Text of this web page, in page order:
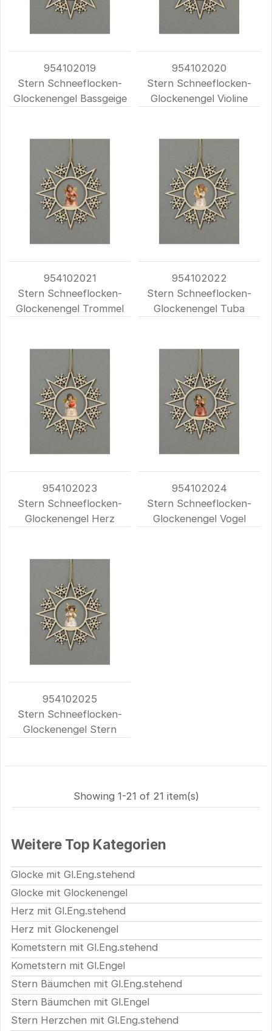
954102019
Stern Schneeflocken-
Glockenengel Bassgeige
954102020
Stern Schneeflocken-
Glockenengel Violine
954102021
Stern Schneeflocken-
Glockenengel Trommel
954102022
Stern Schneeflocken-
Glockenengel Tuba
954102023
Stern Schneeflocken-
Glockenengel Herz
954102024
Stern Schneeflocken-
Glockenengel Vogel
954102025
Stern Schneeflocken-
Glockenengel Stern
Showing 1-21 of 21 item(s)
Weitere Top Kategorien
Glocke mit Gl.Eng.stehend
Glocke mit Glockenengel
Herz mit Gl.Eng.stehend
Herz mit Glockenengel
Kometstern mit Gl.Eng.stehend
Kometstern mit Gl.Engel
Stern Bäumchen mit Gl.Eng.stehend
Stern Bäumchen mit Gl.Engel
Stern Herzchen mit Gl.Eng.stehend